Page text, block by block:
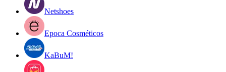
Netshoes
Epoca Cosméticos
KaBuM!